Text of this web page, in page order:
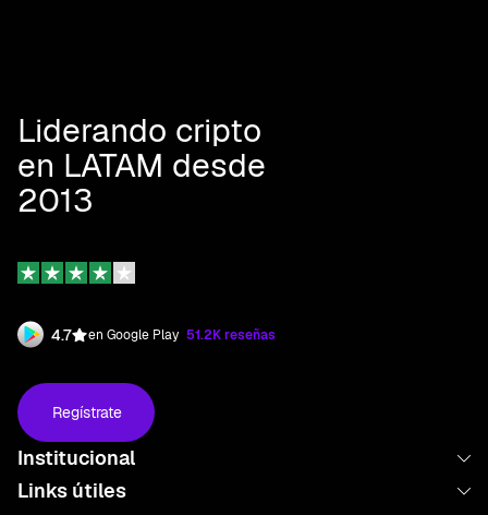
Liderando cripto
en LATAM desde
2013
4.7 en Google Play 51.2K reseñas
Regístrate
Links útiles
Institucional
Nosotros